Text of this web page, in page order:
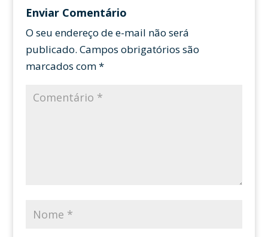
Enviar Comentário
O seu endereço de e-mail não será
publicado. Campos obrigatórios são
marcados com*